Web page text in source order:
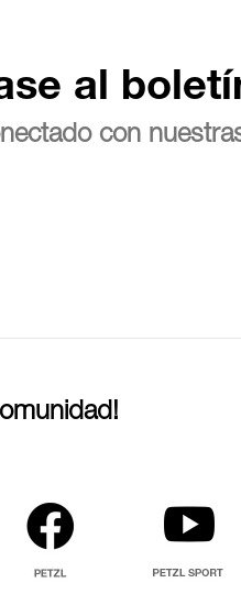
al
con